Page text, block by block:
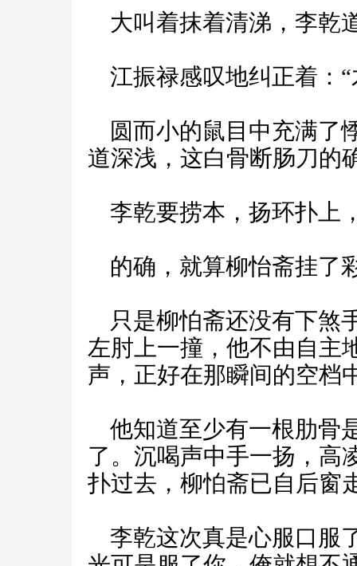
大叫着抹着清涕，李乾
江振禄感叹地纠正着：
圆而小的鼠目中充满了
道深浅，这白骨断肠刀的
李乾要捞本，扬环扑上
的确，就算柳怡斋挂了
只是柳怕斋还没有下煞
左肘上一撞，他不由自主
声，正好在那瞬间的空档
他知道至少有一根肋骨
了。沉喝声中手一扬，高
扑过去，柳怕斋已自后窗
李乾这次真是心服口服